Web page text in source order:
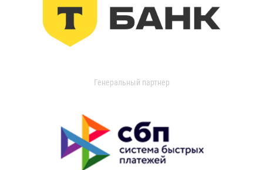
Генеральный партнер